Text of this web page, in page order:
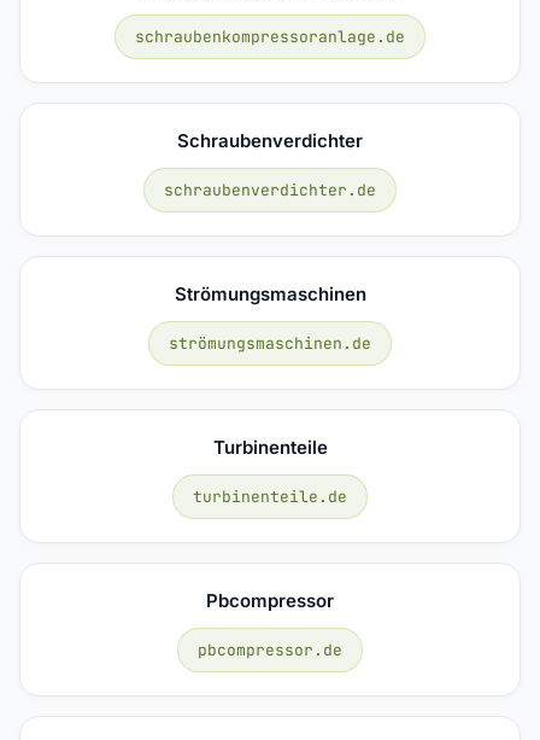
schraubenkompressoranlage.de
Schraubenverdichter
schraubenverdichter.de
Strömungsmaschinen
strömungsmaschinen.de
Turbinenteile
turbinenteile.de
Pbcompressor
pbcompressor.de